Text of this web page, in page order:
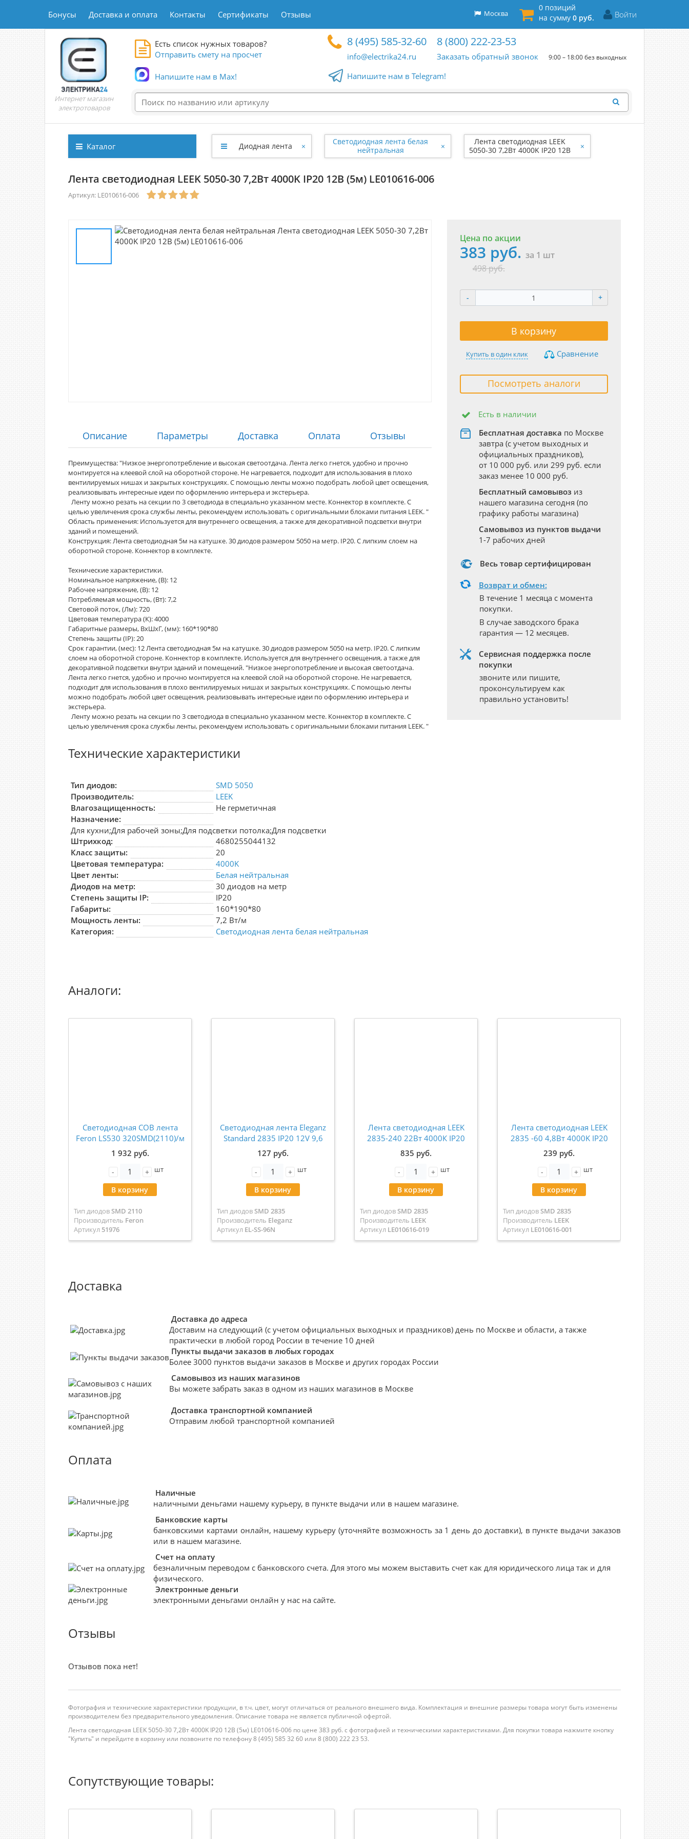
Бонусы Доставка и оплата Контакты Сертификаты Отзывы Войти
0 позиций
на сумму 0 руб.
Москва
Интернет магазин
электротоваров
Есть список нужных товаров?
Отправить смету на просчет
Напишите нам в Max!
8 (495) 585-32-60
info@electrika24.ru
8 (800) 222-23-53
Заказать обратный звонок 9:00 – 18:00 без выходных
Напишите нам в Telegram!
Каталог Диодная лента ×
Светодиодная лента белая
нейтральная
×
Лента светодиодная LEEK
5050-30 7,2Вт 4000K IP20 12В
(5м) LE010616-006
×
Лента светодиодная LEEK 5050-30 7,2Вт 4000K IP20 12В (5м) LE010616-006
Артикул: LE010616-006
Цена по акции
383 руб. за 1 шт
498 руб.
- +
В корзину
Купить в один клик Сравнение
Посмотреть аналоги
Есть в наличии
Бесплатная доставка по Москве
завтра (с учетом выходных и
официальных праздников),
от 10 000 руб. или 299 руб. если
заказ менее 10 000 руб.
Бесплатный самовывоз из
нашего магазина сегодня (по
графику работы магазина)
Самовывоз из пунктов выдачи
1-7 рабочих дней
Весь товар сертифицирован
Возврат и обмен:
В течение 1 месяца с момента
покупки.
В случае заводского брака
гарантия — 12 месяцев.
Сервисная поддержка после
покупки
звоните или пишите,
проконсультируем как
правильно установить!
Описание Параметры Доставка Оплата Отзывы
Преимущества: "Низкое энергопотребление и высокая светоотдача. Лента легко гнется, удобно и прочно
монтируется на клеевой слой на оборотной стороне. Не нагревается, подходит для использования в плохо
вентилируемых нишах и закрытых конструкциях. С помощью ленты можно подобрать любой цвет освещения,
реализовывать интересные идеи по оформлению интерьера и экстерьера.
Ленту можно резать на секции по 3 светодиода в специально указанном месте. Коннектор в комплекте. С
целью увеличения срока службы ленты, рекомендуем использовать с оригинальными блоками питания LEEK. "
Область применения: Используется для внутреннего освещения, а также для декоративной подсветки внутри
зданий и помещений.
Конструкция: Лента светодиодная 5м на катушке. 30 диодов размером 5050 на метр. IP20. C липким слоем на
оборотной стороне. Коннектор в комплекте.
Технические характеристики.
Номинальное напряжение, (В): 12
Рабочее напряжение, (В): 12
Потребляемая мощность, (Вт): 7,2
Световой поток, (Лм): 720
Цветовая температура (К): 4000
Габаритные размеры, ВхШхГ, (мм): 160*190*80
Степень защиты (IP): 20
Срок гарантии, (мес): 12 Лента светодиодная 5м на катушке. 30 диодов размером 5050 на метр. IP20. C липким
слоем на оборотной стороне. Коннектор в комплекте. Используется для внутреннего освещения, а также для
декоративной подсветки внутри зданий и помещений. "Низкое энергопотребление и высокая светоотдача.
Лента легко гнется, удобно и прочно монтируется на клеевой слой на оборотной стороне. Не нагревается,
подходит для использования в плохо вентилируемых нишах и закрытых конструкциях. С помощью ленты
можно подобрать любой цвет освещения, реализовывать интересные идеи по оформлению интерьера и
экстерьера.
Ленту можно резать на секции по 3 светодиода в специально указанном месте. Коннектор в комплекте. С
целью увеличения срока службы ленты, рекомендуем использовать с оригинальными блоками питания LEEK. "
Технические характеристики
Тип диодов:
SMD 5050
Производитель:
LEEK
Влагозащищенность:
Не герметичная
Назначение:
Для кухни;Для рабочей зоны;Для подсветки потолка;Для подсветки
Штрихкод:
4680255044132
Класс защиты:
20
Цветовая температура:
4000K
Цвет ленты:
Белая нейтральная
Диодов на метр:
30 диодов на метр
Степень защиты IP:
IP20
Габариты:
160*190*80
Мощность ленты:
7,2 Вт/м
Категория:
Светодиодная лента белая нейтральная
Аналоги:
Светодиодная COB лента
Feron LS530 320SMD(2110)/м
10Вт/м 24V 4000К IP20 51976
1 932 руб.
- + шт
В корзину
Тип диодовSMD 2110
Производитель Feron
Артикул 51976
Светодиодная лента Eleganz
Standard 2835 IP20 12V 9,6
Вт/м 120 Led/м Нейтральный
белый 4500K (цена за метр)
EL-SS-96N
127 руб.
- + шт
В корзину
Тип диодовSMD 2835
Производитель Eleganz
Артикул EL-SS-96N
Лента светодиодная LEEK
2835-240 22Вт 4000К IP20
12В (5м) LE010616-019
835 руб.
- + шт
В корзину
Тип диодовSMD 2835
Производитель LEEK
Артикул LE010616-019
Лента светодиодная LEEK
2835 -60 4,8Вт 4000K IP20
12В (5м) LE010616-001
239 руб.
- + шт
В корзину
Тип диодовSMD 2835
Производитель LEEK
Артикул LE010616-001
Доставка
Доставка до адреса
Доставим на следующий (с учетом официальных выходных и праздников) день по Москве и области, а также
практически в любой город России в течение 10 дней
Пункты выдачи заказов в любых городах
Более 3000 пунктов выдачи заказов в Москве и других городах России
Самовывоз из наших магазинов
Вы можете забрать заказ в одном из наших магазинов в Москве
Доставка транспортной компанией
Отправим любой транспортной компанией
Оплата
Наличные
наличными деньгами нашему курьеру, в пункте выдачи или в нашем магазине.
Банковские карты
банковскими картами онлайн, нашему курьеру (уточняйте возможность за 1 день до доставки), в пункте выдачи заказов
или в нашем магазине.
Счет на оплату
безналичным переводом с банковского счета. Для этого мы можем выставить счет как для юридического лица так и для
физического.
Электронные деньги
электронными деньгами онлайн у нас на сайте.
Отзывы
Отзывов пока нет!
Фотография и технические характеристики продукции, в т.ч. цвет, могут отличаться от реального внешнего вида. Комплектация и внешние размеры товара могут быть изменены
производителем без предварительного уведомления. Описание товара не является публичной офертой.
Лента светодиодная LEEK 5050-30 7,2Вт 4000K IP20 12В (5м) LE010616-006 по цене 383 руб. с фотографией и техническими характеристиками. Для покупки товара нажмите кнопку
"Купить" и перейдите в корзину или позвоните по телефону 8 (495) 585 32 60 или 8 (800) 222 23 53.
Сопутствующие товары: